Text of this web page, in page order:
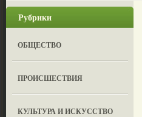
Рубрики
ОБЩЕСТВО
ПРОИСШЕСТВИЯ
КУЛЬТУРА И ИСКУССТВО